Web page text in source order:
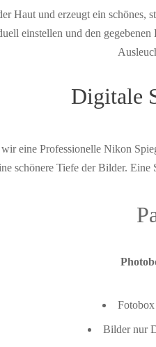
Haut und erzeugt ein
einstellen und den
Digitale
eine Professionelle Nikon
schönere Tiefe der Bilder.
Bilder nur